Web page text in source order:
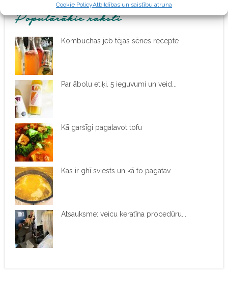
Cookie PolicyAtbildības un saistību atruna
Populārākie raksti
Kombuchas jeb tējas sēnes recepte
Par ābolu etiķi. 5 ieguvumi un veid...
Kā garšīgi pagatavot tofu
Kas ir ghī sviests un kā to pagatav...
Atsauksme: veicu keratīna procedūru...